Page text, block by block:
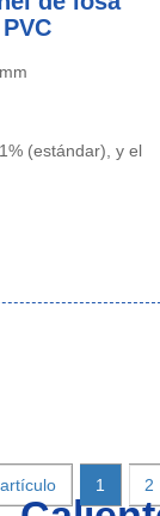
(estándar), y el
1 2